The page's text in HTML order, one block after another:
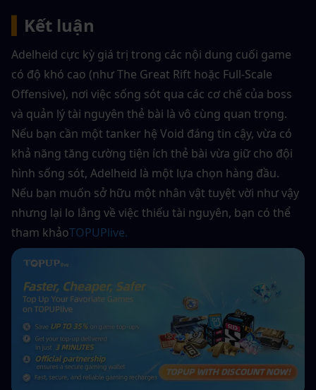
Kết luận
Adelheid cực kỳ giá trị trong các nội dung cuối game
có độ khó cao (như The Great Rift hoặc Full-Scale
Offensive), nơi việc sống sót qua các cơ chế của boss
và quản lý tài nguyên thẻ bài là vô cùng quan trọng.
Nếu bạn cần một tanker hệ Void đáng tin cậy, vừa có
khả năng tăng cường tiện ích thẻ bài vừa giữ cho đội
hình sống sót, Adelheid là một lựa chọn hàng đầu.
Nếu bạn muốn sở hữu một nhân vật tuyệt vời như vậy
nhưng lại lo lắng về việc thiếu tài nguyên, bạn có thể
tham khảoTOPUPlive.